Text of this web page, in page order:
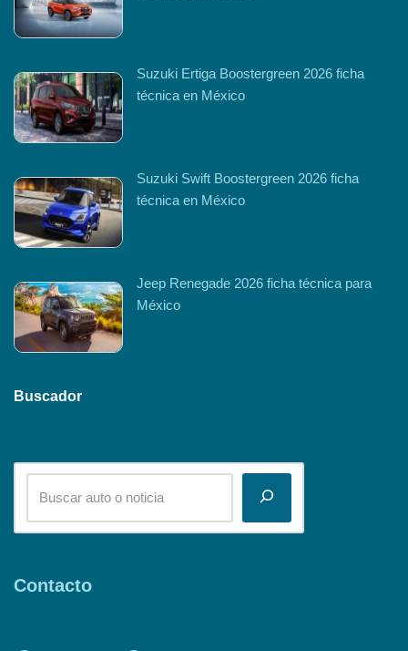
Suzuki Ertiga Boostergreen 2026 ficha
técnica en México
Suzuki Swift Boostergreen 2026 ficha
técnica en México
Jeep Renegade 2026 ficha técnica para
México
Buscador
Contacto